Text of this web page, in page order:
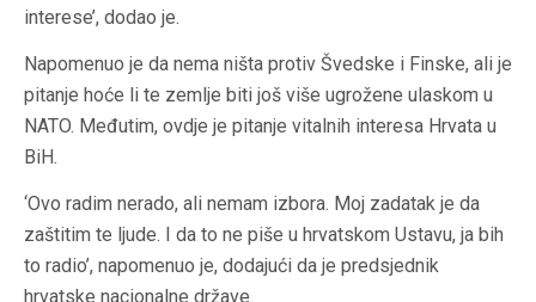
interese’, dodao je.
Napomenuo je da nema ništa protiv Švedske i Finske, ali je
pitanje hoće li te zemlje biti još više ugrožene ulaskom u
NATO. Međutim, ovdje je pitanje vitalnih interesa Hrvata u
BiH.
‘Ovo radim nerado, ali nemam izbora. Moj zadatak je da
zaštitim te ljude. I da to ne piše u hrvatskom Ustavu, ja bih
to radio’, napomenuo je, dodajući da je predsjednik
hrvatske nacionalne države.